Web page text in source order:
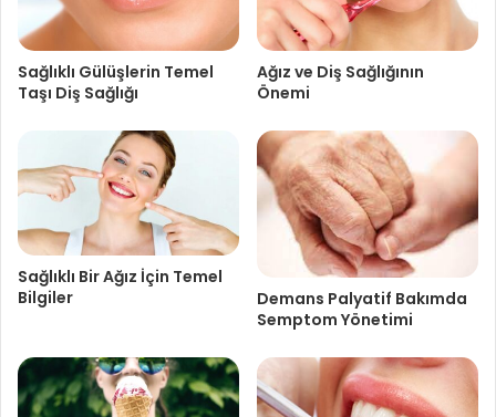
Sağlıklı Gülüşlerin Temel
Taşı Diş Sağlığı
Ağız ve Diş Sağlığının
Önemi
Sağlıklı Bir Ağız İçin Temel
Bilgiler
Demans Palyatif Bakımda
Semptom Yönetimi